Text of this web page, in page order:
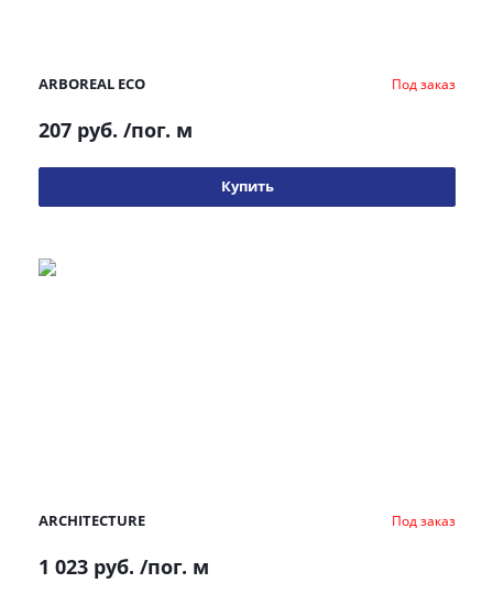
ARBOREAL ECO Под заказ
207 руб. /пог. м
Купить
ARCHITECTURE Под заказ
1 023 руб. /пог. м